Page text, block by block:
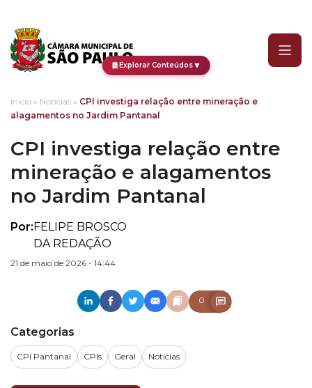
Explorar Conteúdos▼
Início » Notícias » CPI investiga relação entre mineração e
alagamentos no Jardim Pantanal
CPI investiga relação entre
mineração e alagamentos
no Jardim Pantanal
Por:FELIPE BROSCO
DA REDAÇÃO
21 de maio de 2026 - 14:44
0
Categorias
CPI Pantanal CPIs Geral Notícias